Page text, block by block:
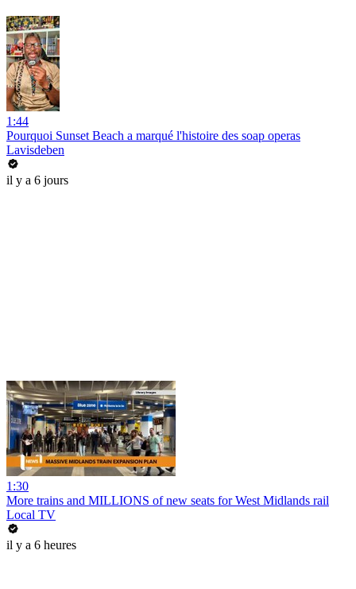
1:44
Pourquoi Sunset Beach a marqué l'histoire des soap operas
Lavisdeben
il y a 6 jours
1:30
More trains and MILLIONS of new seats for West Midlands rail
Local TV
il y a 6 heures